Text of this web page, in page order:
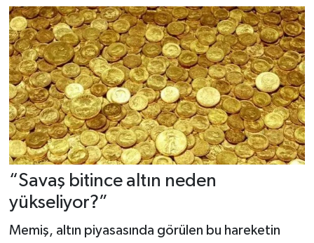
“Savaş bitince altın neden
yükseliyor?”
Memiş, altın piyasasında görülen bu hareketin